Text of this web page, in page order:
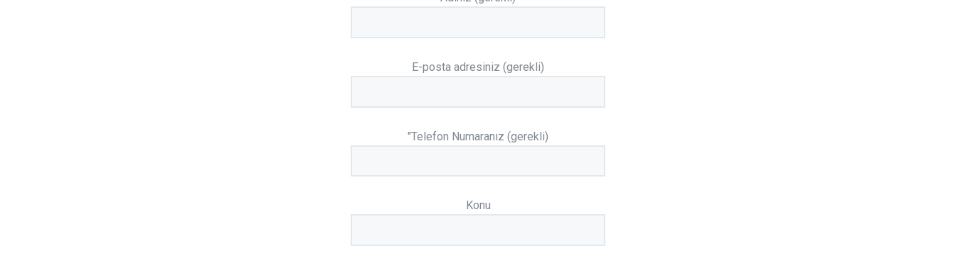
E-posta adresiniz (gerekli)
"Telefon Numaranız (gerekli)
Konu